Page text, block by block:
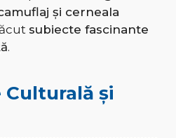
și cerneala
subiecte fascinante
.
și